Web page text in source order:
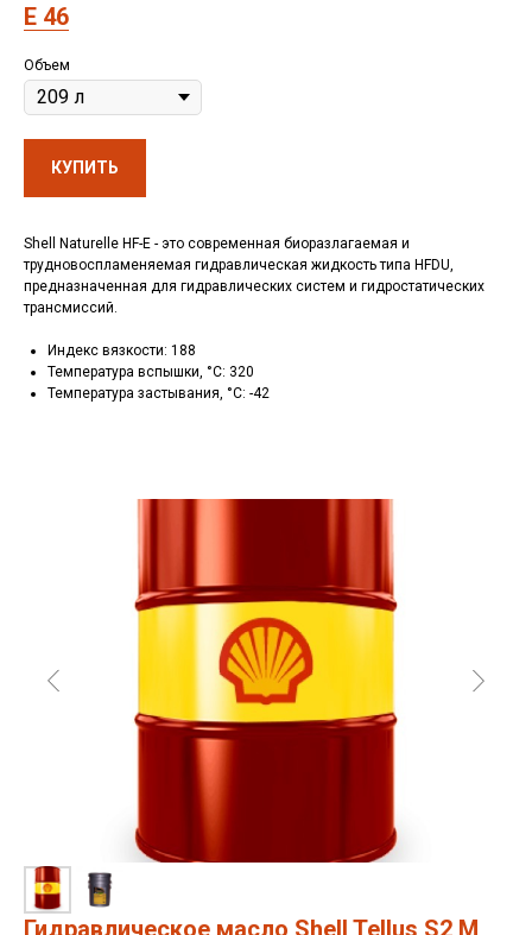
E 46
Объем
КУПИТЬ
Shell Naturelle HF-E - это современная биоразлагаемая и
трудновоспламеняемая гидравлическая жидкость типа HFDU,
предназначенная для гидравлических систем и гидростатических
трансмиссий.
Индекс вязкости: 188
Температура вспышки, °C: 320
Температура застывания, °C: -42
Гидравлическое масло Shell Tellus S2 M